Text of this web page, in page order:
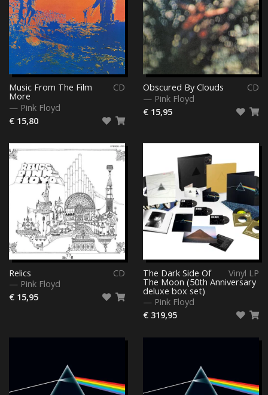
CD
Music From The Film
More
— Pink Floyd
€ 15,80
CD
Obscured By Clouds
— Pink Floyd
€ 15,95
CD
Relics
— Pink Floyd
€ 15,95
Vinyl LP
The Dark Side Of
The Moon (50th Anniversary
deluxe box set)
— Pink Floyd
€ 319,95